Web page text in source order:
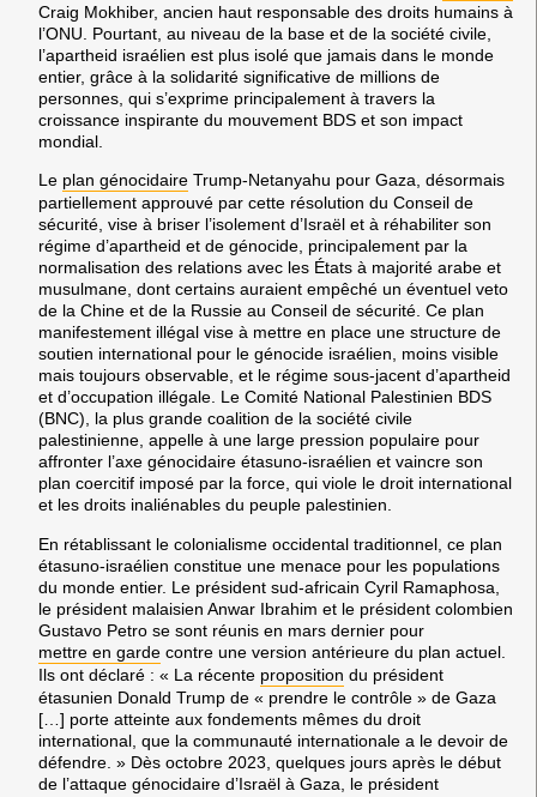
Craig Mokhiber, ancien haut responsable des droits humains à
l’ONU. Pourtant, au niveau de la base et de la société civile,
l’apartheid israélien est plus isolé que jamais dans le monde
entier, grâce à la solidarité significative de millions de
personnes, qui s’exprime principalement à travers la
croissance inspirante du mouvement BDS et son impact
mondial.
Le plan génocidaire Trump-Netanyahu pour Gaza, désormais
partiellement approuvé par cette résolution du Conseil de
sécurité, vise à briser l’isolement d’Israël et à réhabiliter son
régime d’apartheid et de génocide, principalement par la
normalisation des relations avec les États à majorité arabe et
musulmane, dont certains auraient empêché un éventuel veto
de la Chine et de la Russie au Conseil de sécurité. Ce plan
manifestement illégal vise à mettre en place une structure de
soutien international pour le génocide israélien, moins visible
mais toujours observable, et le régime sous-jacent d’apartheid
et d’occupation illégale. Le Comité National Palestinien BDS
(BNC), la plus grande coalition de la société civile
palestinienne, appelle à une large pression populaire pour
affronter l’axe génocidaire étasuno-israélien et vaincre son
plan coercitif imposé par la force, qui viole le droit international
et les droits inaliénables du peuple palestinien.
En rétablissant le colonialisme occidental traditionnel, ce plan
étasuno-israélien constitue une menace pour les populations
du monde entier. Le président sud-africain Cyril Ramaphosa,
le président malaisien Anwar Ibrahim et le président colombien
Gustavo Petro se sont réunis en mars dernier pour
mettre en garde contre une version antérieure du plan actuel.
Ils ont déclaré : « La récente proposition du président
étasunien Donald Trump de « prendre le contrôle » de Gaza
[…] porte atteinte aux fondements mêmes du droit
international, que la communauté internationale a le devoir de
défendre. » Dès octobre 2023, quelques jours après le début
de l’attaque génocidaire d’Israël à Gaza, le président